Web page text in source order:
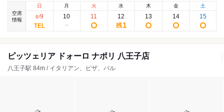
空席
情報
日
8/9
月
10
火
11
水
12
残1
木
13
金
14
土
15
ピッツェリア ドォーロ ナポリ 八王子店
八王子駅 84m / イタリアン、ピザ、バル